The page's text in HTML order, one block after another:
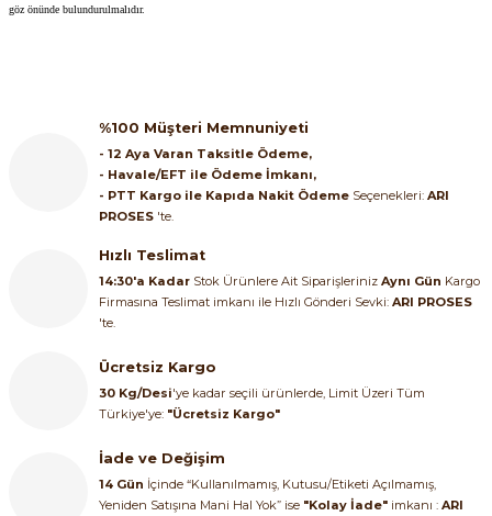
göz önünde bulundurulmalıdır.
%100 Müşteri Memnuniyeti
- 12 Aya Varan Taksitle Ödeme,
- Havale/EFT ile Ödeme İmkanı,
- PTT Kargo ile Kapıda Nakit Ödeme Seçenekleri: ARI
PROSES 'te.
Hızlı Teslimat
14:30'a Kadar Stok Ürünlere Ait Siparişleriniz Aynı Gün Kargo
Firmasına Teslimat imkanı ile Hızlı Gönderi Sevki: ARI PROSES
'te.
Ücretsiz Kargo
30 Kg/Desi'ye kadar seçili ürünlerde, Limit Üzeri Tüm
Türkiye'ye: "Ücretsiz Kargo"
İade ve Değişim
14 Gün İçinde “Kullanılmamış, Kutusu/Etiketi Açılmamış,
Yeniden Satışına Mani Hal Yok” ise "Kolay İade" imkanı : ARI